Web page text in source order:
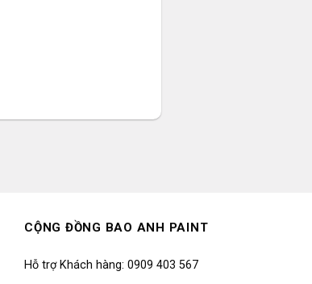
CỘNG ĐỒNG BAO ANH PAINT
Hỗ trợ Khách hàng: 0909 403 567